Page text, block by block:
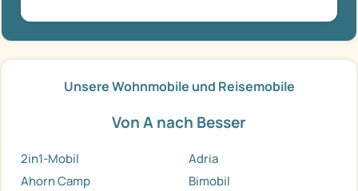
Unsere Wohnmobile und Reisemobile
Von A nach Besser
2in1-Mobil
Adria
Ahorn Camp
Bimobil